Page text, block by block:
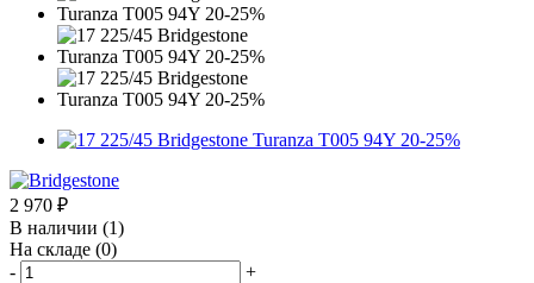
2 970 ₽
В наличии (1)
На складе (0)
-
+